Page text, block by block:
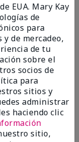
EUA. Mary Kay
de
para
de mercadeo,
de tu
sobre el
socios de
para
sitios y
administrar
haciendo clic
sitio,